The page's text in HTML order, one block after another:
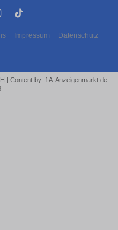
Impressum Datenschutz
| Content by: 1A-Anzeigenmarkt.de